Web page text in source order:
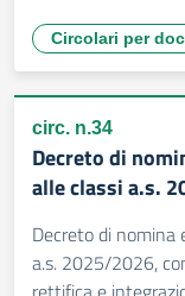
Circolari per
circ. n.34
Decreto di
alle classi a.s.
Decreto di nomina
a.s. 2025/2026,